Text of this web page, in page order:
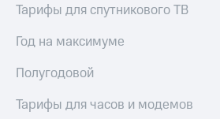
Premium
Подписка
интернета,
музыка
Сертификаты
под
в Мой МТС
Тарифы для спутникового ТВ
Год на максимуме
Полугодовой
Тарифы для часов и модемов